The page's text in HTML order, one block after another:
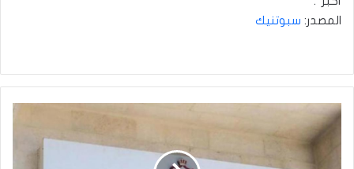
المصدر: سبوتنيك
زيدان
يبحث